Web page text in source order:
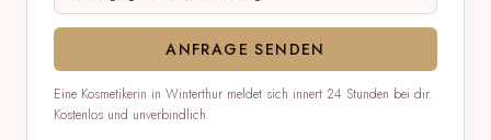
ANFRAGE SENDEN
Eine Kosmetikerin in Winterthur meldet sich innert 24 Stunden bei dir.
Kostenlos und unverbindlich.